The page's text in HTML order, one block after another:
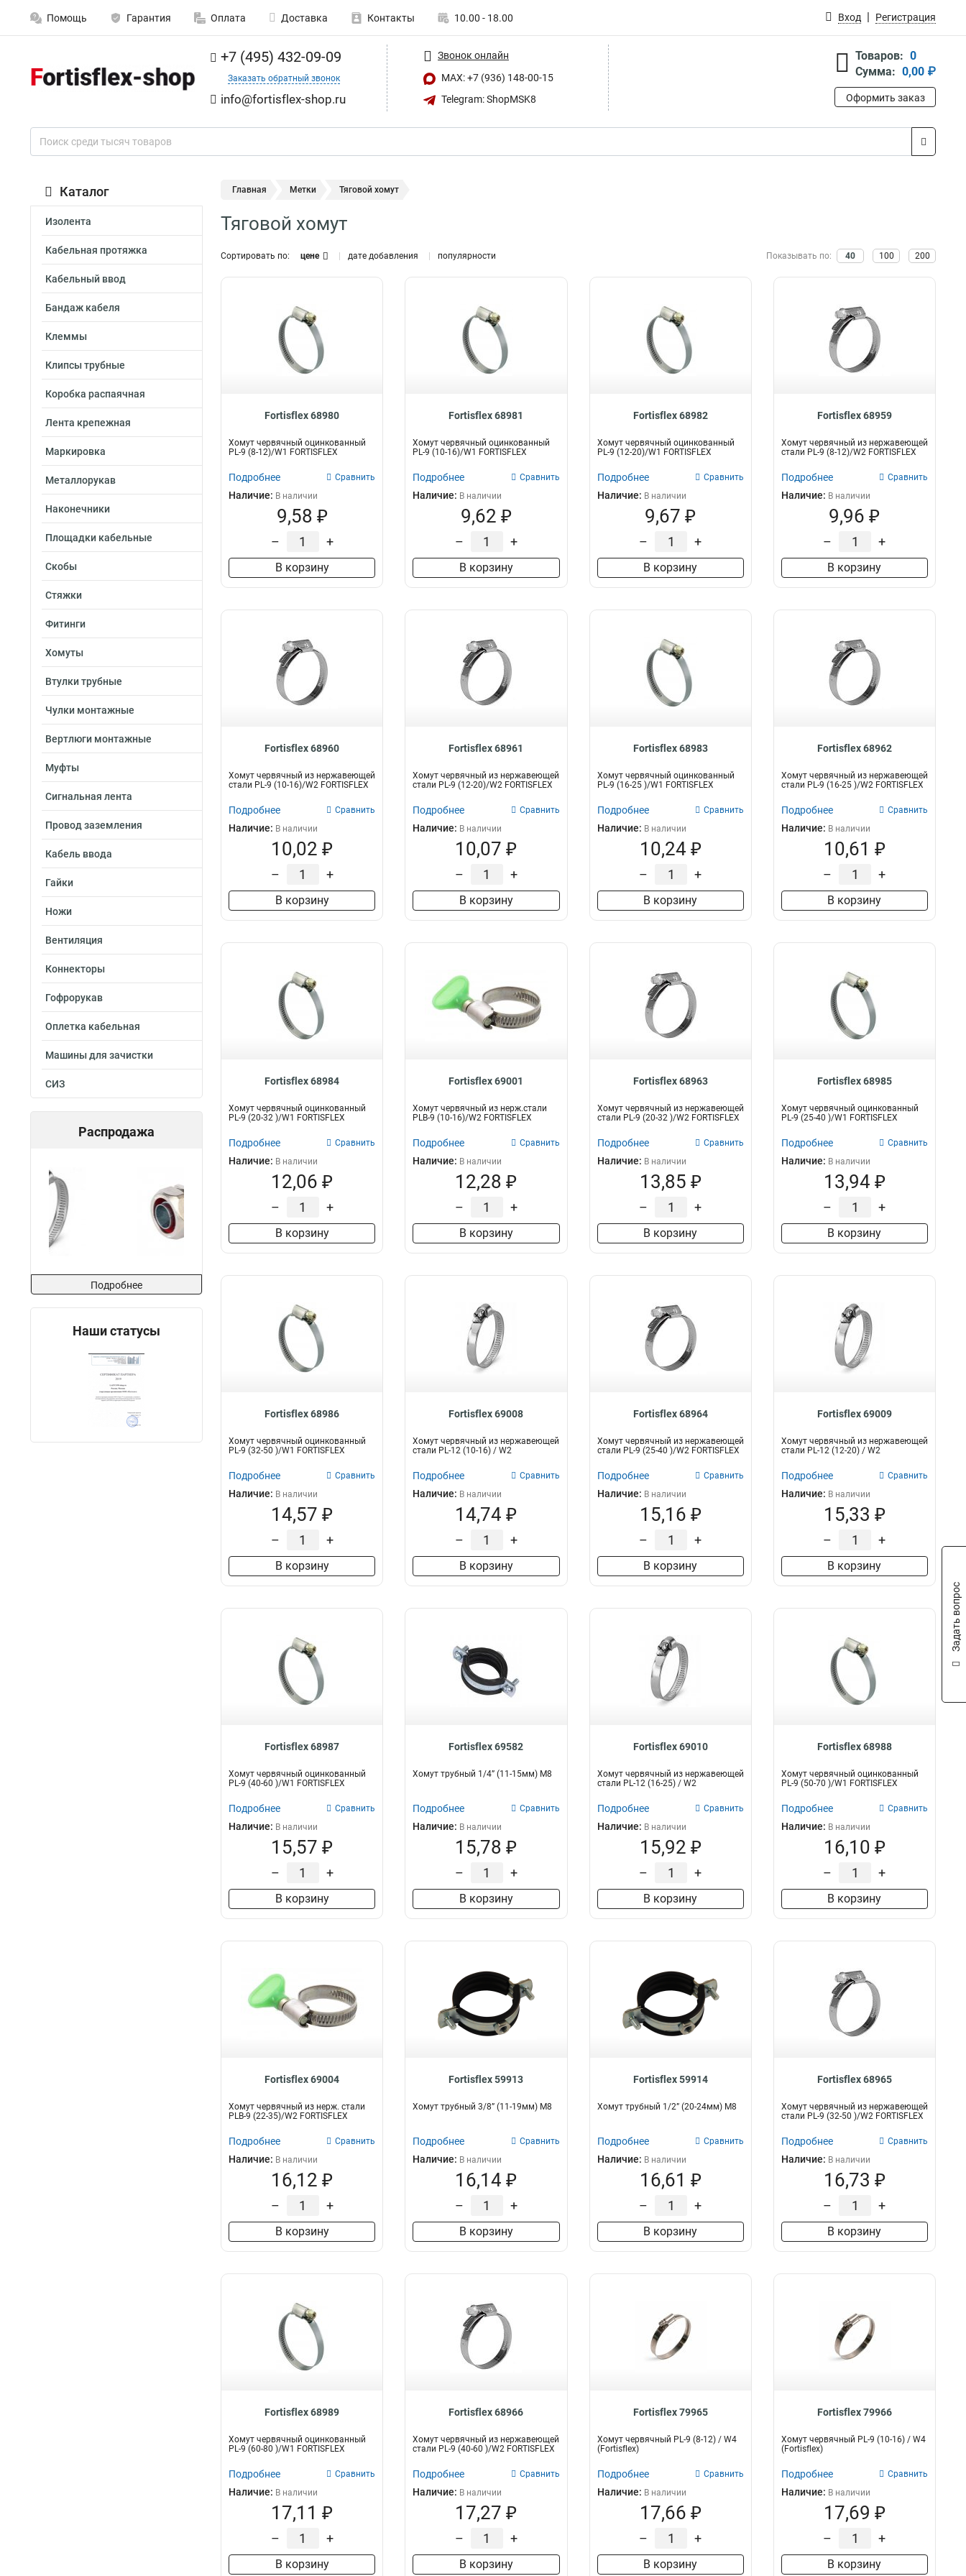
Помощь Гарантия Оплата Доставка Контакты 10.00 - 18.00 Вход Регистрация
+7 (495) 432-09-09
Заказать обратный звонок
info@fortisflex-shop.ru
Звонок онлайн
MAX: +7 (936) 148-00-15
Telegram: ShopMSK8
Товаров: 0
Сумма: 0,00 ₽
Оформить заказ
Каталог
Изолента
Кабельная протяжка
Кабельный ввод
Бандаж кабеля
Клеммы
Клипсы трубные
Коробка распаячная
Лента крепежная
Маркировка
Металлорукав
Наконечники
Площадки кабельные
Скобы
Стяжки
Фитинги
Хомуты
Втулки трубные
Чулки монтажные
Вертлюги монтажные
Муфты
Сигнальная лента
Провод заземления
Кабель ввода
Гайки
Ножи
Вентиляция
Коннекторы
Гофрорукав
Оплетка кабельная
Машины для зачистки
СИЗ
Распродажа
Подробнее
Наши статусы
Главная Метки Тяговой хомут
Тяговой хомут
Сортировать по: цене дате добавления популярности Показывать по: 40 100 200
Fortisflex 68980
Хомут червячный оцинкованный
PL-9 (8-12)/W1 FORTISFLEX
Подробнее Сравнить
Наличие: В наличии
9,58 ₽
– +
В корзину
Fortisflex 68981
Хомут червячный оцинкованный
PL-9 (10-16)/W1 FORTISFLEX
Подробнее Сравнить
Наличие: В наличии
9,62 ₽
– +
В корзину
Fortisflex 68982
Хомут червячный оцинкованный
PL-9 (12-20)/W1 FORTISFLEX
Подробнее Сравнить
Наличие: В наличии
9,67 ₽
– +
В корзину
Fortisflex 68959
Хомут червячный из нержавеющей
стали PL-9 (8-12)/W2 FORTISFLEX
Подробнее Сравнить
Наличие: В наличии
9,96 ₽
– +
В корзину
Fortisflex 68960
Хомут червячный из нержавеющей
стали PL-9 (10-16)/W2 FORTISFLEX
Подробнее Сравнить
Наличие: В наличии
10,02 ₽
– +
В корзину
Fortisflex 68961
Хомут червячный из нержавеющей
стали PL-9 (12-20)/W2 FORTISFLEX
Подробнее Сравнить
Наличие: В наличии
10,07 ₽
– +
В корзину
Fortisflex 68983
Хомут червячный оцинкованный
PL-9 (16-25 )/W1 FORTISFLEX
Подробнее Сравнить
Наличие: В наличии
10,24 ₽
– +
В корзину
Fortisflex 68962
Хомут червячный из нержавеющей
стали PL-9 (16-25 )/W2 FORTISFLEX
Подробнее Сравнить
Наличие: В наличии
10,61 ₽
– +
В корзину
Fortisflex 68984
Хомут червячный оцинкованный
PL-9 (20-32 )/W1 FORTISFLEX
Подробнее Сравнить
Наличие: В наличии
12,06 ₽
– +
В корзину
Fortisflex 69001
Хомут червячный из нерж.стали
PLB-9 (10-16)/W2 FORTISFLEX
Подробнее Сравнить
Наличие: В наличии
12,28 ₽
– +
В корзину
Fortisflex 68963
Хомут червячный из нержавеющей
стали PL-9 (20-32 )/W2 FORTISFLEX
Подробнее Сравнить
Наличие: В наличии
13,85 ₽
– +
В корзину
Fortisflex 68985
Хомут червячный оцинкованный
PL-9 (25-40 )/W1 FORTISFLEX
Подробнее Сравнить
Наличие: В наличии
13,94 ₽
– +
В корзину
Fortisflex 68986
Хомут червячный оцинкованный
PL-9 (32-50 )/W1 FORTISFLEX
Подробнее Сравнить
Наличие: В наличии
14,57 ₽
– +
В корзину
Fortisflex 69008
Хомут червячный из нержавеющей
стали PL-12 (10-16) / W2
Подробнее Сравнить
Наличие: В наличии
14,74 ₽
– +
В корзину
Fortisflex 68964
Хомут червячный из нержавеющей
стали PL-9 (25-40 )/W2 FORTISFLEX
Подробнее Сравнить
Наличие: В наличии
15,16 ₽
– +
В корзину
Fortisflex 69009
Хомут червячный из нержавеющей
стали PL-12 (12-20) / W2
Подробнее Сравнить
Наличие: В наличии
15,33 ₽
– +
В корзину
Fortisflex 68987
Хомут червячный оцинкованный
PL-9 (40-60 )/W1 FORTISFLEX
Подробнее Сравнить
Наличие: В наличии
15,57 ₽
– +
В корзину
Fortisflex 69582
Хомут трубный 1/4” (11-15мм) М8
Подробнее Сравнить
Наличие: В наличии
15,78 ₽
– +
В корзину
Fortisflex 69010
Хомут червячный из нержавеющей
стали PL-12 (16-25) / W2
Подробнее Сравнить
Наличие: В наличии
15,92 ₽
– +
В корзину
Fortisflex 68988
Хомут червячный оцинкованный
PL-9 (50-70 )/W1 FORTISFLEX
Подробнее Сравнить
Наличие: В наличии
16,10 ₽
– +
В корзину
Fortisflex 69004
Хомут червячный из нерж. стали
PLB-9 (22-35)/W2 FORTISFLEX
Подробнее Сравнить
Наличие: В наличии
16,12 ₽
– +
В корзину
Fortisflex 59913
Хомут трубный 3/8” (11-19мм) М8
Подробнее Сравнить
Наличие: В наличии
16,14 ₽
– +
В корзину
Fortisflex 59914
Хомут трубный 1/2” (20-24мм) М8
Подробнее Сравнить
Наличие: В наличии
16,61 ₽
– +
В корзину
Fortisflex 68965
Хомут червячный из нержавеющей
стали PL-9 (32-50 )/W2 FORTISFLEX
Подробнее Сравнить
Наличие: В наличии
16,73 ₽
– +
В корзину
Fortisflex 68989
Хомут червячный оцинкованный
PL-9 (60-80 )/W1 FORTISFLEX
Подробнее Сравнить
Наличие: В наличии
17,11 ₽
– +
В корзину
Fortisflex 68966
Хомут червячный из нержавеющей
стали PL-9 (40-60 )/W2 FORTISFLEX
Подробнее Сравнить
Наличие: В наличии
17,27 ₽
– +
В корзину
Fortisflex 79965
Хомут червячный PL-9 (8-12) / W4
(Fortisflex)
Подробнее Сравнить
Наличие: В наличии
17,66 ₽
– +
В корзину
Fortisflex 79966
Хомут червячный PL-9 (10-16) / W4
(Fortisflex)
Подробнее Сравнить
Наличие: В наличии
17,69 ₽
– +
В корзину
Задать вопрос